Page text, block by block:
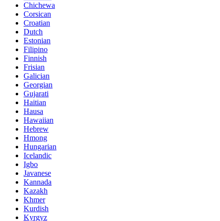
Chichewa
Corsican
Croatian
Dutch
Estonian
Filipino
Finnish
Frisian
Galician
Georgian
Gujarati
Haitian
Hausa
Hawaiian
Hebrew
Hmong
Hungarian
Icelandic
Igbo
Javanese
Kannada
Kazakh
Khmer
Kurdish
Kyrgyz